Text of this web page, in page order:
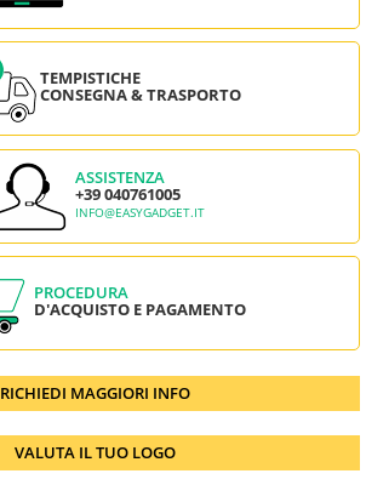
TEMPISTICHE
CONSEGNA & TRASPORTO
ASSISTENZA
+39 040761005
INFO@EASYGADGET.IT
PROCEDURA
D'ACQUISTO E PAGAMENTO
RICHIEDI MAGGIORI INFO
VALUTA IL TUO LOGO